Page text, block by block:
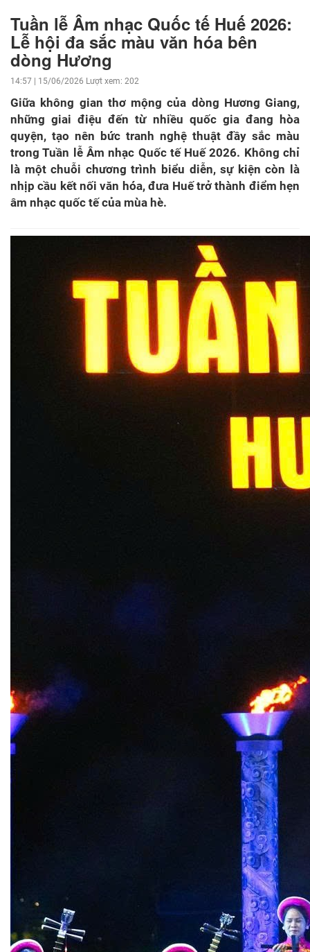
Tuần lễ Âm nhạc Quốc tế Huế 2026:
Lễ hội đa sắc màu văn hóa bên
dòng Hương
14:57 | 15/06/2026 Lượt xem: 202
Giữa không gian thơ mộng của dòng Hương Giang,
những giai điệu đến từ nhiều quốc gia đang hòa
quyện, tạo nên bức tranh nghệ thuật đầy sắc màu
trong Tuần lễ Âm nhạc Quốc tế Huế 2026. Không chỉ
là một chuỗi chương trình biểu diễn, sự kiện còn là
nhịp cầu kết nối văn hóa, đưa Huế trở thành điểm hẹn
âm nhạc quốc tế của mùa hè.